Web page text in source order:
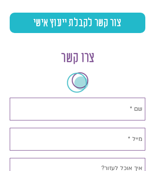
צור קשר לקבלת ייעוץ אישי
צרו קשר